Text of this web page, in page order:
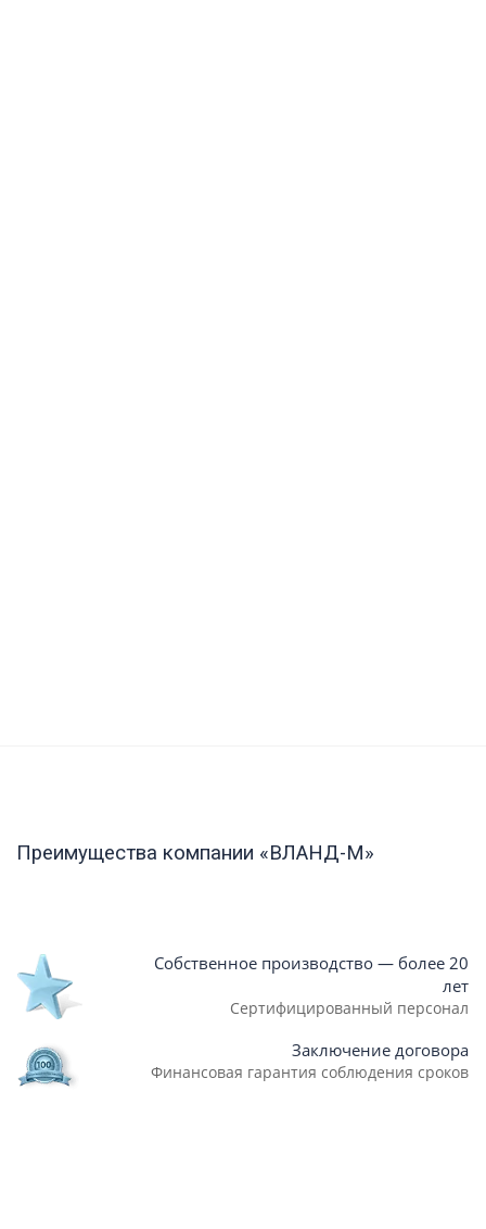
Преимущества компании «ВЛАНД-М»
Собственное производство — более 20
лет
Сертифицированный персонал
Заключение договора
Финансовая гарантия соблюдения сроков